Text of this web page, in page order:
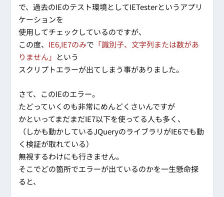
で、過去のIEのテスト環境としてIETesterというアプリ
ケーションを
使用してチェックしているのですが、
この度、 IE6,IE7のみで 「識別子、文字列または数があ
りません」 という
スクリプトエラーが出てしまう事がありました。
さて、このIEのエラー。
たどっていくのも非常にめんどくさいんですが
かといってまだまだIE7以下を使ってる人も多く、
（しかも動かしているJQueryのライブラリがIE6でも動
く検証が取れている）
無視するわけにも行きません。
そこでどの箇所でエラーが出ているのかを一生懸命探
ると、